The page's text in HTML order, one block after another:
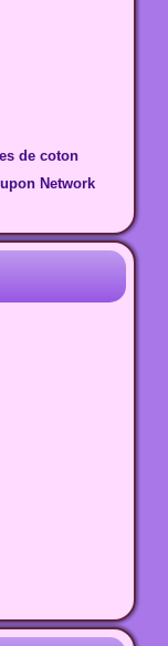
de coton
Network